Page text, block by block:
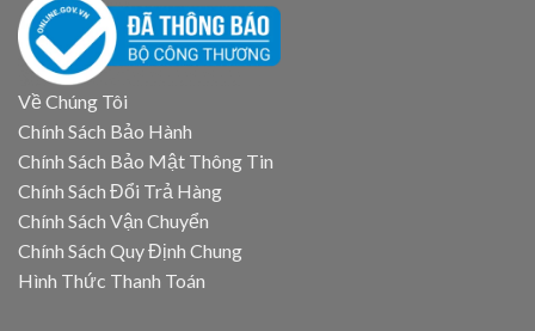
Về Chúng Tôi
Chính Sách Bảo Hành
Chính Sách Bảo Mật Thông Tin
Chính Sách Đổi Trả Hàng
Chính Sách Vận Chuyển
Chính Sách Quy Định Chung
Hình Thức Thanh Toán